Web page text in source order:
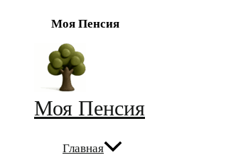
Моя Пенсия
содержимому
Моя Пенсия
Главная